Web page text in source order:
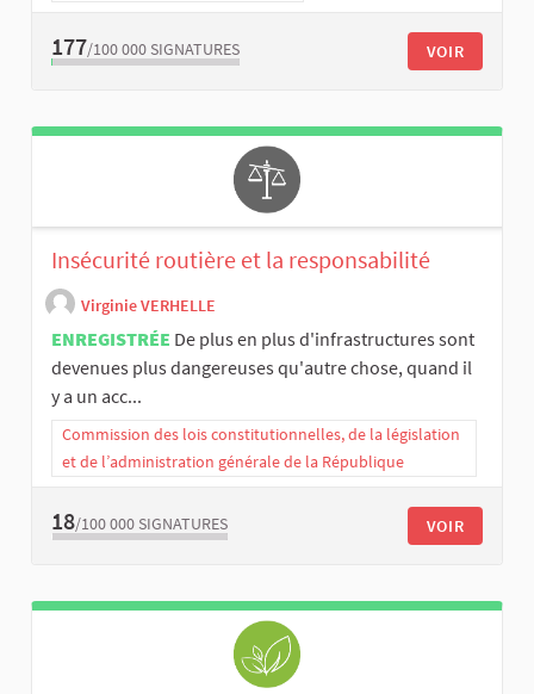
177/100 000 SIGNATURES VOIR
Insécurité routière et la responsabilité
Virginie VERHELLE
ENREGISTRÉE De plus en plus d'infrastructures sont
devenues plus dangereuses qu'autre chose, quand il
y a un acc...
Commission des lois constitutionnelles, de la législation
et de l’administration générale de la République
18/100 000 SIGNATURES VOIR